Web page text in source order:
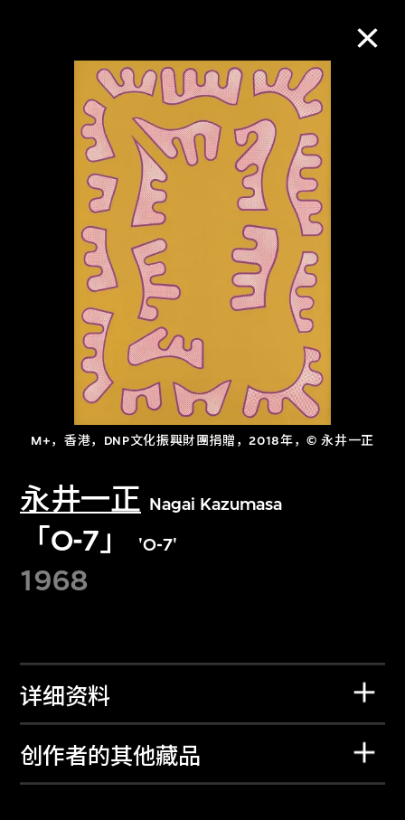
M+，香港，DNP文化振興財團捐贈，2018年，© 永井一正
永井一正 Nagai Kazumasa
「O-7」 'O-7'
1968
详细资料
创作者的其他藏品
M+藏品
进一步筛选
关于M+藏品
探索世界顶级的二十及二十一世纪视觉
文化藏品。